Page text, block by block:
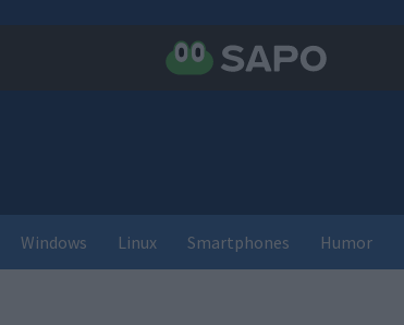
Windows Linux Smartphones Humor